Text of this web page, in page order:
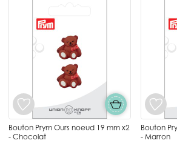
Bouton Prym Ours noeud 19 mm x2
- Chocolat
Bouton
- Marron